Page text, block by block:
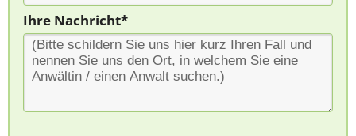
Ihre Nachricht*